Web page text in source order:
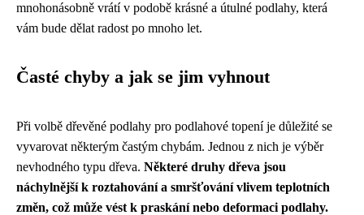
mnohonásobně vrátí v podobě krásné a útulné podlahy, která
vám bude dělat radost po mnoho let.
Časté chyby a jak se jim vyhnout
Při volbě dřevěné podlahy pro podlahové topení je důležité se
vyvarovat některým častým chybám. Jednou z nich je výběr
nevhodného typu dřeva. Některé druhy dřeva jsou
náchylnější k roztahování a smršťování vlivem teplotních
změn, což může vést k praskání nebo deformaci podlahy.